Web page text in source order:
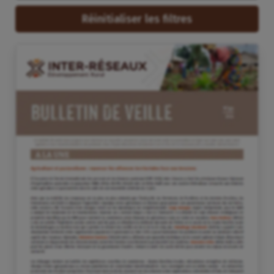
Réinitialiser les filtres